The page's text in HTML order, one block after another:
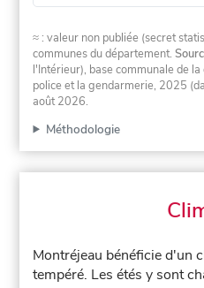
≈ : valeur non publiée (secret
communes du département.
l'Intérieur), base communale de
police et la gendarmerie, 2025
août 2026.
Méthodologie
Montréjeau bénéficie d'un
tempéré. Les étés y sont